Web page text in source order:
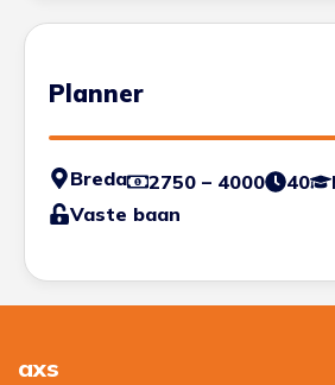
Planner
Breda 2750 – 4000 40
Vaste baan
axs